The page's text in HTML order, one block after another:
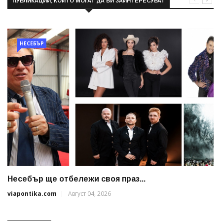
НЕСЕБЪР
Несебър ще отбележи своя праз...
viapontika.com
Август 04, 2026